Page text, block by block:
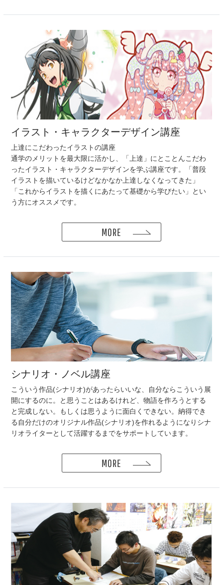
イラスト・キャラクターデザイン講座
上達にこだわったイラストの講座
通学のメリットを最大限に活かし、「上達」にとことんこだわ
ったイラスト・キャラクターデザインを学ぶ講座です。「普段
イラストを描いているけどなかなか上達しなくなってきた」
「これからイラストを描くにあたって基礎から学びたい」とい
う方にオススメです。
MORE
シナリオ・ノベル講座
こういう作品(シナリオ)があったらいいな、自分ならこういう展
開にするのに。と思うことはあるけれど、物語を作ろうとする
と完成しない。もしくは思うように面白くできない。納得でき
る自分だけのオリジナル作品(シナリオ)を作れるようになりシナ
リオライターとして活躍するまでをサポートしています。
MORE